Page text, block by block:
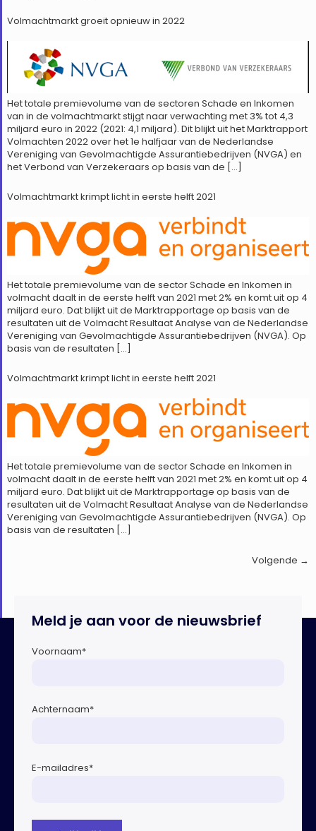
Volmachtmarkt groeit opnieuw in 2022
Het totale premievolume van de sectoren Schade en Inkomen
van in de volmachtmarkt stijgt naar verwachting met 3% tot 4,3
miljard euro in 2022 (2021: 4,1 miljard). Dit blijkt uit het Marktrapport
Volmachten 2022 over het 1e halfjaar van de Nederlandse
Vereniging van Gevolmachtigde Assurantiebedrijven (NVGA) en
het Verbond van Verzekeraars op basis van de […]
Volmachtmarkt krimpt licht in eerste helft 2021
Het totale premievolume van de sector Schade en Inkomen in
volmacht daalt in de eerste helft van 2021 met 2% en komt uit op 4
miljard euro. Dat blijkt uit de Marktrapportage op basis van de
resultaten uit de Volmacht Resultaat Analyse van de Nederlandse
Vereniging van Gevolmachtigde Assurantiebedrijven (NVGA). Op
basis van de resultaten […]
Volmachtmarkt krimpt licht in eerste helft 2021
Het totale premievolume van de sector Schade en Inkomen in
volmacht daalt in de eerste helft van 2021 met 2% en komt uit op 4
miljard euro. Dat blijkt uit de Marktrapportage op basis van de
resultaten uit de Volmacht Resultaat Analyse van de Nederlandse
Vereniging van Gevolmachtigde Assurantiebedrijven (NVGA). Op
basis van de resultaten […]
Volgende →
Meld je aan voor de nieuwsbrief
Voornaam*
Achternaam*
E-mailadres*